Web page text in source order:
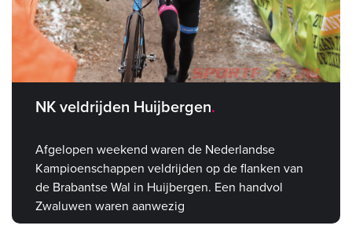
NK veldrijden Huijbergen
Afgelopen weekend waren de Nederlandse
Kampioenschappen veldrijden op de flanken van
de Brabantse Wal in Huijbergen. Een handvol
Zwaluwen waren aanwezig